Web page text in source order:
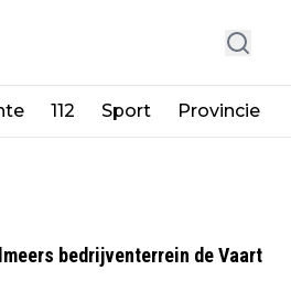
112 Sport Provincie
bedrijventerrein de Vaart